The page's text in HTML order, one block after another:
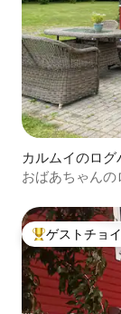
カルムイのログ
おばあちゃん
大好評のゲス
ゲストチョ